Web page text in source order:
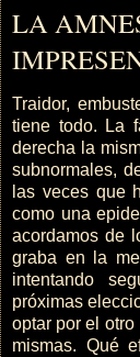
LA
Traidor,
tiene todo. La
derecha la
subnormales,
las veces que
como una
acordamos de
graba en la
intentando
próximas
optar por el
mismas. Qué